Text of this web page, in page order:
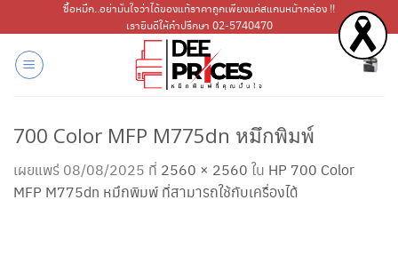
ไป
เนื้อหา
ซื้อหมึก..อย่ามั่นใจว่าได้ของแท้ราคาถูกเพียงแค่สแกนหน้ากล่อง !!
เรายินดีให้คำปรึกษา 02-5740470
700 Color MFP M775dn หมึกพิมพ์
เผยแพร่ 08/08/2025 ที่ 2560 × 2560 ใน HP 700 Color
MFP M775dn หมึกพิมพ์ ที่สามารถใช้กับเครื่องได้